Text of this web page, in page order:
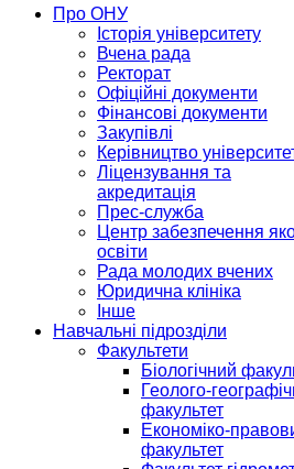
Про ОНУ
Історія університету
Вчена рада
Ректорат
Офіційні документи
Фінансові документи
Закупівлі
Керівництво
Ліцензування та
акредитація
Прес-служба
Центр забезпечення
освіти
Рада молодих вчених
Юридична клініка
Інше
Навчальні підрозділи
Факультети
Біологічний
Геолого-
факультет
Економіко-
факультет